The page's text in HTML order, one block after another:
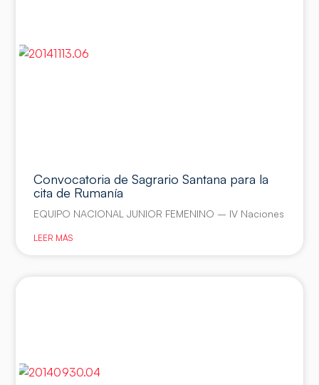
Convocatoria de Sagrario Santana para la
cita de Rumanía
EQUIPO NACIONAL JUNIOR FEMENINO – IV Naciones
LEER MÁS